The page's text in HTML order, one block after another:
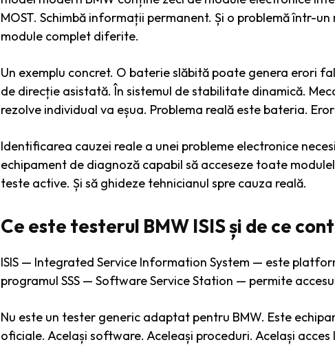
MOST. Schimbă informații permanent. Și o problemă într-
module complet diferite.
Un exemplu concret. O baterie slăbită poate genera erori
de direcție asistată. În sistemul de stabilitate dinamică.
rezolve individual va eșua. Problema reală este bateria.
Identificarea cauzei reale a unei probleme electronice
echipament de diagnoză capabil să acceseze toate
teste active. Și să ghideze tehnicianul spre cauza reală.
Ce este testerul BMW ISIS și de ce
ISIS — Integrated Service Information System — este
programul SSS — Software Service Station — permite
Nu este un tester generic adaptat pentru BMW. Este
oficiale. Același software. Aceleași proceduri. Același